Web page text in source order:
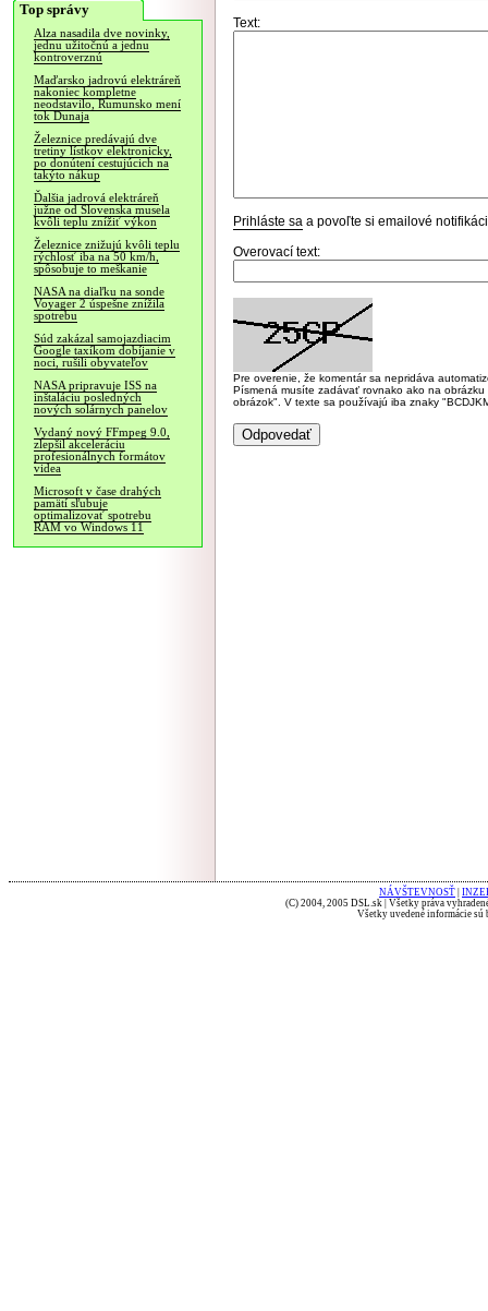
Top správy
Alza nasadila dve novinky,
jednu užitočnú a jednu
kontroverznú
Maďarsko jadrovú elektráreň
nakoniec kompletne
neodstavilo, Rumunsko mení
tok Dunaja
Železnice predávajú dve
tretiny lístkov elektronicky,
po donútení cestujúcich na
takýto nákup
Ďalšia jadrová elektráreň
južne od Slovenska musela
kvôli teplu znížiť výkon
Železnice znižujú kvôli teplu
rýchlosť iba na 50 km/h,
spôsobuje to meškanie
NASA na diaľku na sonde
Voyager 2 úspešne znížila
spotrebu
Súd zakázal samojazdiacim
Google taxíkom dobíjanie v
noci, rušili obyvateľov
NASA pripravuje ISS na
inštaláciu posledných
nových solárnych panelov
Vydaný nový FFmpeg 9.0,
zlepšil akceleráciu
profesionálnych formátov
videa
Microsoft v čase drahých
pamätí sľubuje
optimalizovať spotrebu
RAM vo Windows 11
Text:
Prihláste sa a povoľte si emailové
Overovací text:
Pre overenie, že komentár sa nepridáva
Písmená musíte zadávať rovnako ako na
obrázok". V texte sa používajú iba znaky
NÁVŠTEVNOSŤ
(C) 2004, 2005 DSL.sk | Všetky práva
Všetky uvedené informácie sú